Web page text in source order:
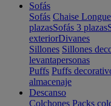
Sofás
Sofás Chaise Longue
plazasSofás 3 plazas
exteriorDivanes
Sillones Sillones
levantapersonas
Puffs Puffs
almacenaje
Descanso
Colchones Packs